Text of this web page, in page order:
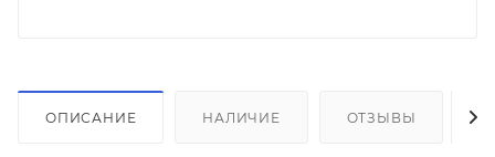
ОПИСАНИЕ НАЛИЧИЕ ОТЗЫВЫ